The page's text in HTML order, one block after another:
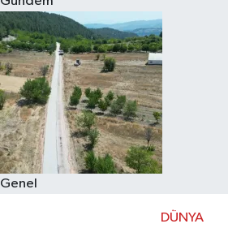
Genel
DÜNYA
Eğitim
Sağlık
Dünya
Magazin